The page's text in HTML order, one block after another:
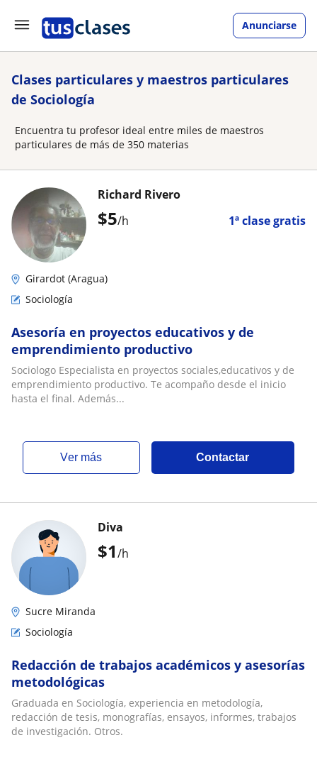
Anunciarse
Clases particulares y maestros particulares
de Sociología
Encuentra tu profesor ideal entre miles de maestros
particulares de más de 350 materias
$5/h 1ª clase gratis
Richard Rivero
Girardot (Aragua)
Sociología
Asesoría en proyectos educativos y de
emprendimiento productivo
Sociologo Especialista en proyectos sociales,educativos y de
emprendimiento productivo. Te acompaño desde el inicio
hasta el final. Además...
ver más Contactar
$1/h
Diva
Sucre Miranda
Sociología
Redacción de trabajos académicos y asesorías
metodológicas
Graduada en Sociología, experiencia en metodología,
redacción de tesis, monografías, ensayos, informes, trabajos
de investigación. Otros.